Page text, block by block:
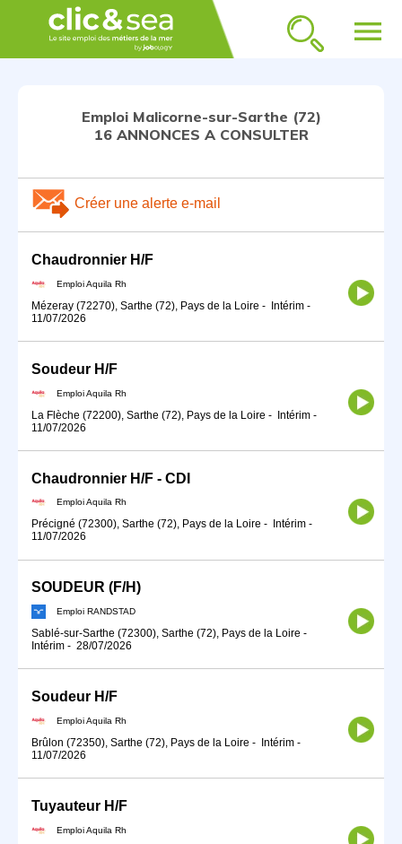
menu
Emploi Malicorne-sur-Sarthe (72)
16 ANNONCES A CONSULTER
Créer une alerte e-mail
Chaudronnier H/F
Emploi Aquila Rh
Mézeray (72270), Sarthe (72), Pays de la Loire - Intérim -
11/07/2026
Soudeur H/F
Emploi Aquila Rh
La Flèche (72200), Sarthe (72), Pays de la Loire - Intérim -
11/07/2026
Chaudronnier H/F - CDI
Emploi Aquila Rh
Précigné (72300), Sarthe (72), Pays de la Loire - Intérim -
11/07/2026
SOUDEUR (F/H)
Emploi RANDSTAD
Sablé-sur-Sarthe (72300), Sarthe (72), Pays de la Loire -
Intérim - 28/07/2026
Soudeur H/F
Emploi Aquila Rh
Brûlon (72350), Sarthe (72), Pays de la Loire - Intérim -
11/07/2026
Tuyauteur H/F
Emploi Aquila Rh